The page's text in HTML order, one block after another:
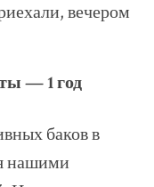
вечером
— 1 год
баков в
нашими